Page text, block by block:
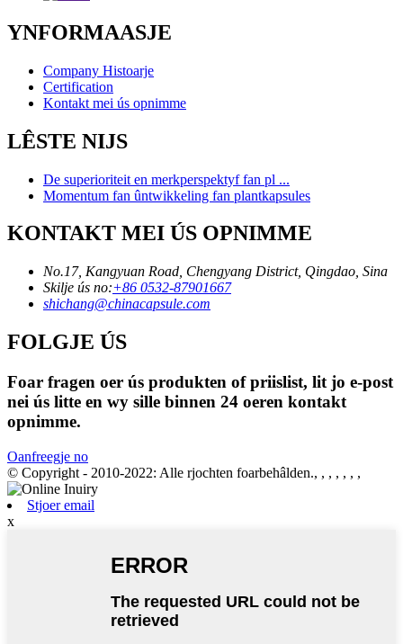
YNFORMAASJE
Company Histoarje
Certification
Kontakt mei ús opnimme
LÊSTE NIJS
De superioriteit en merkperspektyf fan pl ...
Momentum fan ûntwikkeling fan plantkapsules
KONTAKT MEI ÚS OPNIMME
No.17, Kangyuan Road, Chengyang District, Qingdao, Sina
Skilje ús no:+86 0532-87901667
shichang@chinacapsule.com
FOLGJE ÚS
Foar fragen oer ús produkten of priislist, lit jo e-post
nei ús litte en wy sille binnen 24 oeren kontakt
opnimme.
Oanfreegje no
© Copyright - 2010-2022: Alle rjochten foarbehâlden., , , , , , ,
Stjoer email
x